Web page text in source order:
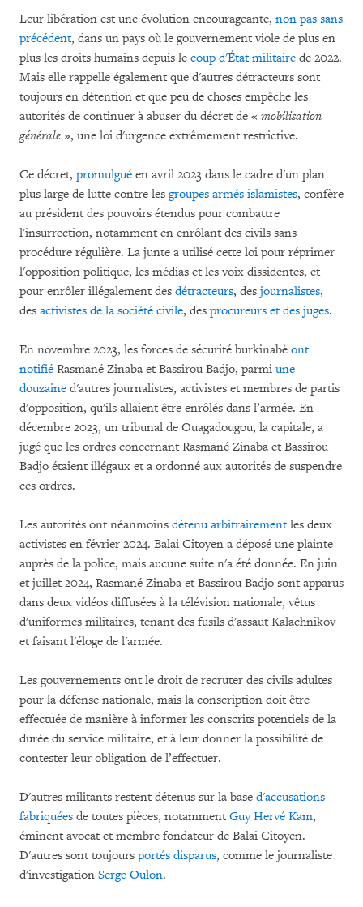
Leur libération est une évolution encourageante, non pas sans
précédent, dans un pays où le gouvernement viole de plus en
plus les droits humains depuis le coup d'État militaire de 2022.
Mais elle rappelle également que d'autres détracteurs sont
toujours en détention et que peu de choses empêche les
autorités de continuer à abuser du décret de « mobilisation
générale », une loi d'urgence extrêmement restrictive.
Ce décret, promulgué en avril 2023 dans le cadre d'un plan
plus large de lutte contre les groupes armés islamistes, confère
au président des pouvoirs étendus pour combattre
l'insurrection, notamment en enrôlant des civils sans
procédure régulière. La junte a utilisé cette loi pour réprimer
l'opposition politique, les médias et les voix dissidentes, et
pour enrôler illégalement des détracteurs, des journalistes,
des activistes de la société civile, des procureurs et des juges.
En novembre 2023, les forces de sécurité burkinabè ont
notifié Rasmané Zinaba et Bassirou Badjo, parmi une
douzaine d'autres journalistes, activistes et membres de partis
d'opposition, qu'ils allaient être enrôlés dans l’armée. En
décembre 2023, un tribunal de Ouagadougou, la capitale, a
jugé que les ordres concernant Rasmané Zinaba et Bassirou
Badjo étaient illégaux et a ordonné aux autorités de suspendre
ces ordres.
Les autorités ont néanmoins détenu arbitrairementles deux
activistes en février 2024. Balai Citoyen a déposé une plainte
auprès de la police, mais aucune suite n'a été donnée. En juin
et juillet 2024, Rasmané Zinaba et Bassirou Badjo sont apparus
dans deux vidéos diffusées à la télévision nationale, vêtus
d'uniformes militaires, tenant des fusils d'assaut Kalachnikov
et faisant l'éloge de l'armée.
Les gouvernements ont le droit de recruter des civils adultes
pour la défense nationale, mais la conscription doit être
effectuée de manière à informer les conscrits potentiels de la
durée du service militaire, et à leur donner la possibilité de
contester leur obligation de l’effectuer.
D'autres militants restent détenus sur la base d'accusations
fabriquées de toutes pièces, notamment Guy Hervé Kam,
éminent avocat et membre fondateur de Balai Citoyen.
D'autres sont toujours portés disparus, comme le journaliste
d'investigation Serge Oulon.